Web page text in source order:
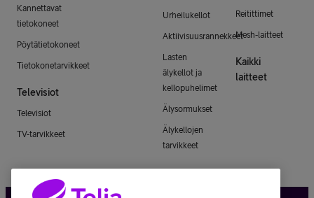
Kannettavat
tietokoneet
Pöytätietokoneet
Tietokonetarvikkeet
Televisiot
Televisiot
TV-tarvikkeet
Urheilukellot
Aktiivisuusrannekkeet
Lasten
älykellot ja
kellopuhelimet
Älysormukset
Älykellojen
tarvikkeet
Reitittimet
Mesh-laitteet
Kaikki
laitteet